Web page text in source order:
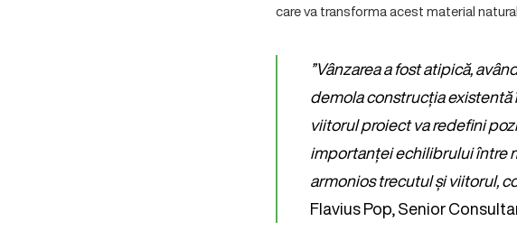
care va transforma acest material
”Vânzarea a fost atipică,
demola construcția existentă
viitorul proiect va redefini
importanței echilibrului între
armonios trecutul și viitorul,
Flavius Pop, Senior